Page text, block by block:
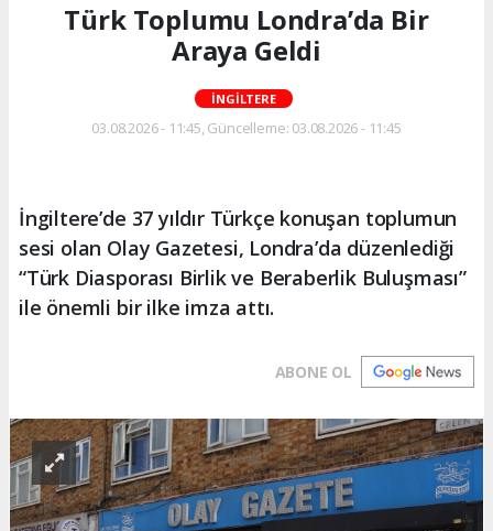
Türk Toplumu Londra’da Bir
Araya Geldi
İNGİLTERE
03.08.2026 - 11:45, Güncelleme: 03.08.2026 - 11:45
İngiltere’de 37 yıldır Türkçe konuşan toplumun
sesi olan Olay Gazetesi, Londra’da düzenlediği
“Türk Diasporası Birlik ve Beraberlik Buluşması”
ile önemli bir ilke imza attı.
ABONE OL